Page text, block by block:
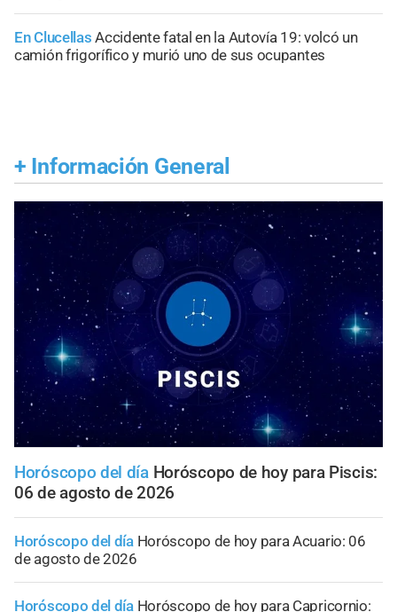
En Clucellas Accidente fatal en la Autovía 19: volcó un
camión frigorífico y murió uno de sus ocupantes
+ Información General
Horóscopo del día Horóscopo de hoy para Piscis:
06 de agosto de 2026
Horóscopo del día Horóscopo de hoy para Acuario: 06
de agosto de 2026
Horóscopo del día Horóscopo de hoy para Capricornio: